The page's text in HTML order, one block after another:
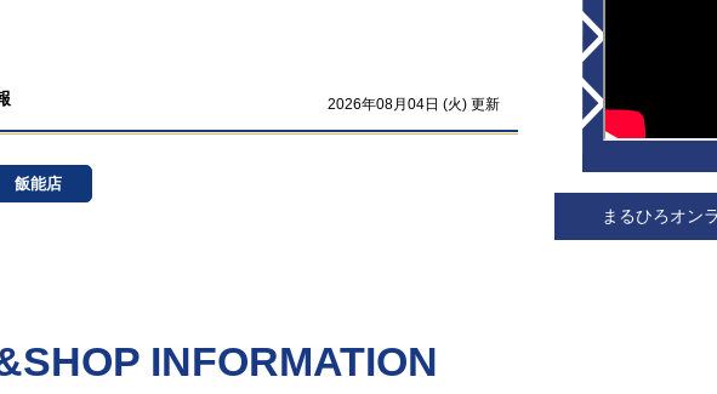
2026年08月04日 (火) 更新
飯能店
まるひろオン
INFORMATION